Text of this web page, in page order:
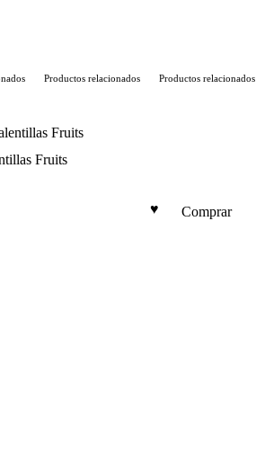
Productos relacionados Productos relacionados
Fruits
Comprar